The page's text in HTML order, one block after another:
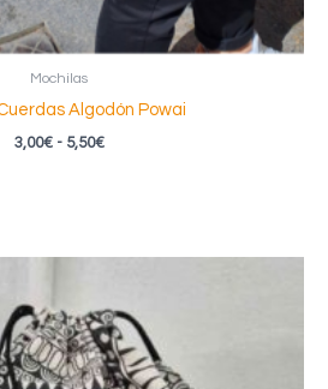
Mochilas
Algodón Powai
3,00€ - 5,50€Rango